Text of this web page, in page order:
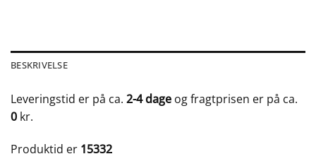
BESKRIVELSE
Leveringstid er på ca. 2-4 dage og fragtprisen er på ca.
0 kr.
Produktid er 15332